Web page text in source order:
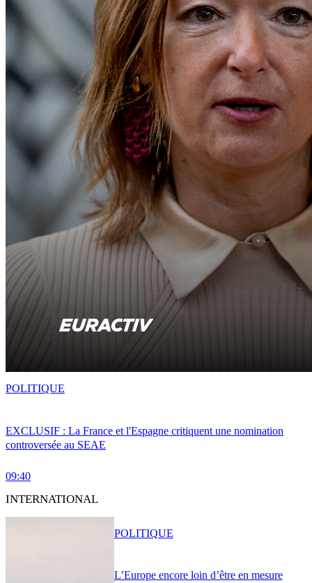
EXCLUSIF : La France et l'Espagne critiquent une nomination
controversée au SEAE
09:40
POLITIQUE
INTERNATIONAL
L’Europe encore loin d’être en mesure
POLITIQUE